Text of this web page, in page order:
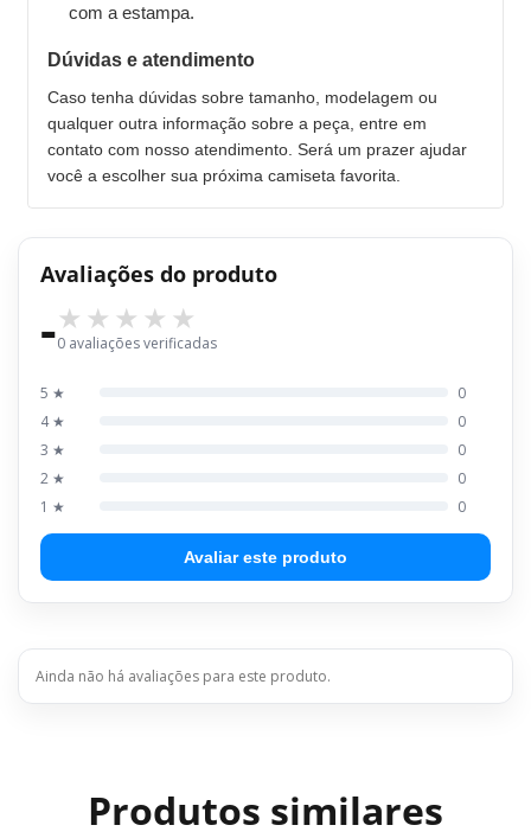
com a estampa.
Dúvidas e atendimento
Caso tenha dúvidas sobre tamanho, modelagem ou
qualquer outra informação sobre a peça, entre em
contato com nosso atendimento. Será um prazer ajudar
você a escolher sua próxima camiseta favorita.
Avaliações do produto
-0 avaliações verificadas
5 ★
0
4 ★
0
3 ★
0
2 ★
0
1 ★
0
Avaliar este produto
Ainda não há avaliações para este produto.
Produtos similares